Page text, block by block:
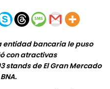
entidad bancaria le puso
con atractivas
stands de El Gran Mercado